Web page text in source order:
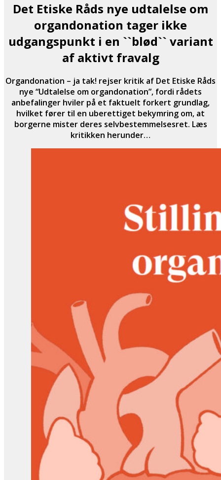
Det Etiske Råds nye udtalelse om
organdonation tager ikke
udgangspunkt i en ``blød`` variant
af aktivt fravalg
Organdonation – ja tak! rejser kritik af Det Etiske Råds
nye “Udtalelse om organdonation”, fordi rådets
anbefalinger hviler på et faktuelt forkert grundlag,
hvilket fører til en uberettiget bekymring om, at
borgerne mister deres selvbestemmelsesret. Læs
kritikken herunder…